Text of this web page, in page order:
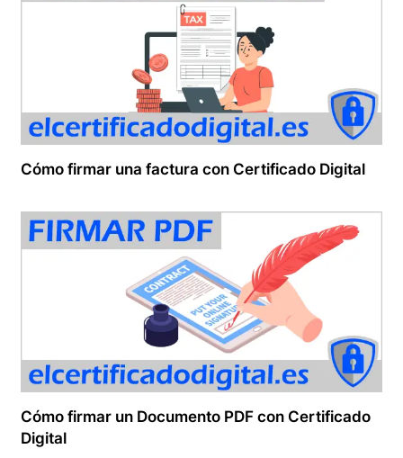
Cómo firmar una factura con Certificado Digital
Cómo firmar un Documento PDF con Certificado
Digital